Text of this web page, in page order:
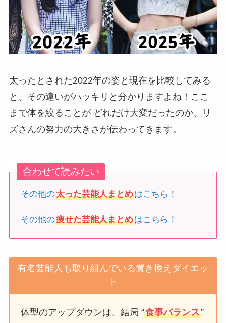
太ったとされた2022年の姿と現在を比較してみる
と、その違いがハッキリと分かりますよね！ここ
まで体を絞ることが どれだけ大変だったのか、リ
ズさんの努力の大きさが伝わってきます。
合わせて読みたい
その他の太った芸能人まとめはこちら！
その他の痩せた芸能人まとめはこちら！
有名芸能人も取り組んでいる置き換えダイエッ
ト
体型のアップダウンは、結局 “食事バランス”